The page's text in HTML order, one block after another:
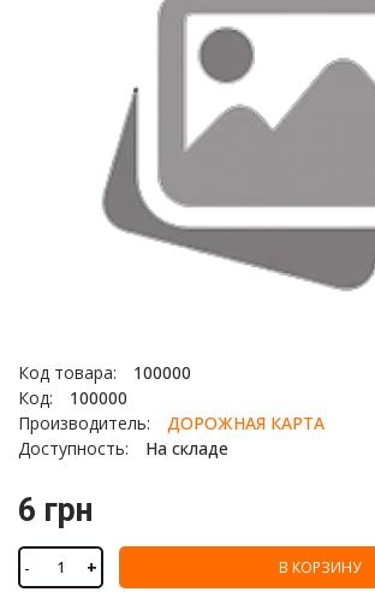
Код товара:
100000
Код:
100000
Производитель:
ДОРОЖНАЯ КАРТА
Доступность:
На складе
6 грн
- + В КОРЗИНУ